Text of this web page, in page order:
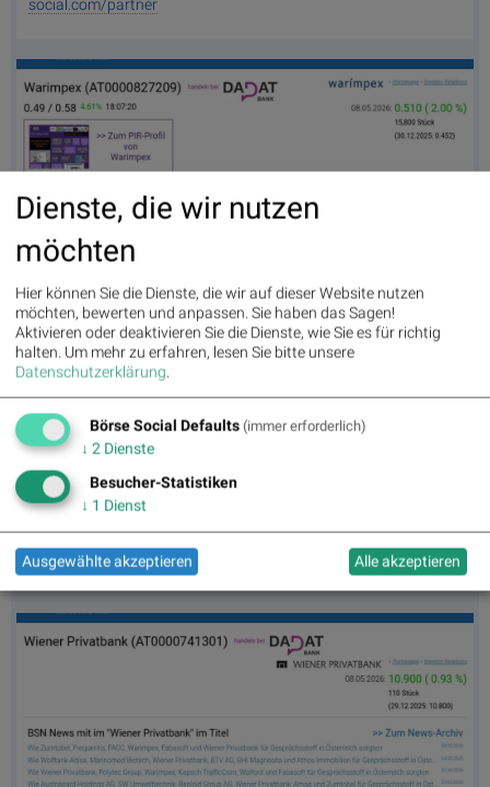
social.com/partner
Warimpex am 8.5. 2,00%, Volumen 107% normaler Tage
Fabasoft am 8.5. 1,75%, Volumen 0% normaler Tage
Dienste, die wir nutzen
möchten
Hier können Sie die Dienste, die wir auf dieser Website nutzen
möchten, bewerten und anpassen. Sie haben das Sagen!
Aktivieren oder deaktivieren Sie die Dienste, wie Sie es für richtig
halten. Um mehr zu erfahren, lesen Sie bitte unsere
Datenschutzerklärung.
Börse Social Defaults (immer erforderlich)
↓ 2 Dienste
Besucher-Statistiken
↓ 1 Dienst
Ausgewählte akzeptieren Alle akzeptieren